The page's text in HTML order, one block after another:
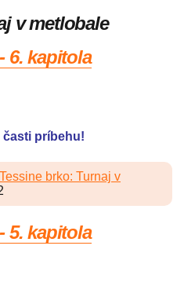
v metlobale
6. kapitola
časti príbehu!
Tessine brko: Turnaj v
5. kapitola